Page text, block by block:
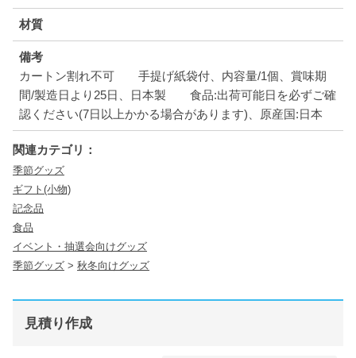
材質
備考
カートン割れ不可 手提げ紙袋付、内容量/1個、賞味期
間/製造日より25日、日本製 食品:出荷可能日を必ずご確
認ください(7日以上かかる場合があります)、原産国:日本
関連カテゴリ：
季節グッズ
ギフト(小物)
記念品
食品
イベント・抽選会向けグッズ
季節グッズ > 秋冬向けグッズ
見積り作成